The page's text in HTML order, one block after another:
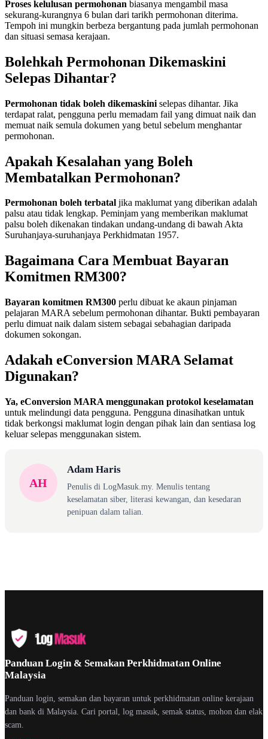
Proses kelulusan permohonan biasanya mengambil masa
sekurang-kurangnya 6 bulan dari tarikh permohonan diterima.
Tempoh ini mungkin berbeza bergantung pada jumlah permohonan
dan situasi semasa kerajaan.
Bolehkah Permohonan Dikemaskini
Selepas Dihantar?
Permohonan tidak boleh dikemaskini selepas dihantar. Jika
terdapat ralat, pengguna perlu memadam fail yang dimuat naik dan
memuat naik semula dokumen yang betul sebelum menghantar
permohonan.
Apakah Kesalahan yang Boleh
Membatalkan Permohonan?
Permohonan boleh terbatal jika maklumat yang diberikan adalah
palsu atau tidak lengkap. Peminjam yang memberikan maklumat
palsu boleh dikenakan tindakan undang-undang di bawah Akta
Suruhanjaya-suruhanjaya Perkhidmatan 1957.
Bagaimana Cara Membuat Bayaran
Komitmen RM300?
Bayaran komitmen RM300 perlu dibuat ke akaun pinjaman
pelajaran MARA sebelum permohonan dihantar. Bukti pembayaran
perlu dimuat naik dalam sistem sebagai sebahagian daripada
dokumen sokongan.
Adakah eConversion MARA Selamat
Digunakan?
Ya, eConversion MARA menggunakan protokol keselamatan
untuk melindungi data pengguna. Pengguna dinasihatkan untuk
tidak berkongsi maklumat login dengan pihak lain dan sentiasa log
keluar selepas menggunakan sistem.
AH
Adam Haris
Penulis di LogMasuk.my. Menulis tentang
keselamatan siber, literasi kewangan, dan kesedaran
penipuan dalam talian.
Panduan Login & Semakan Perkhidmatan Online
Malaysia
Panduan login, semakan dan bayaran untuk perkhidmatan online kerajaan
dan bank di Malaysia. Cari portal, log masuk, semak status, mohon dan elak
scam.